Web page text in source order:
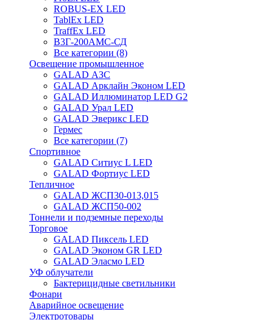
ROBUS-EX LED
TablEx LED
TraffEx LED
В3Г-200АМС-СД
Все категории (8)
Освещение промышленное
GALAD АЗС
GALAD Арклайн Эконом LED
GALAD Иллюминатор LED G2
GALAD Урал LED
GALAD Эверикс LED
Гермес
Все категории (7)
Спортивное
GALAD Ситиус L LED
GALAD Фортиус LED
Тепличное
GALAD ЖСП30-013,015
GALAD ЖСП50-002
Тоннели и подземные переходы
Торговое
GALAD Пиксель LED
GALAD Эконом GR LED
GALAD Эласмо LED
УФ облучатели
Бактерицидные светильники
Фонари
Аварийное освещение
Электротовары